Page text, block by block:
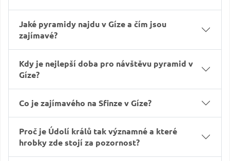
Jaké pyramidy najdu v Gíze a čím jsou
zajímavé?
Kdy je nejlepší doba pro návštěvu pyramid v
Gíze?
Co je zajímavého na Sfinze v Gíze?
Proč je Údolí králů tak významné a které
hrobky zde stojí za pozornost?